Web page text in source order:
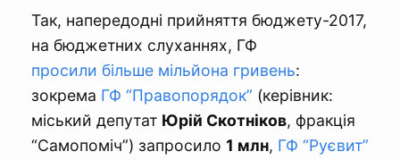
Так, напередодні прийняття бюджету-2017,
на бюджетних слуханнях, ГФ
просили більше мільйона гривень:
зокрема ГФ “Правопорядок” (керівник:
міський депутат Юрій Скотніков, фракція
“Самопоміч”) запросило 1 млн, ГФ “Руєвит”